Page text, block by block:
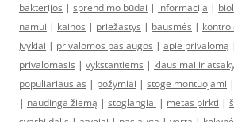
bakterijos | sprendimo būdai | informacija |
namui | kainos | priežastys | bausmės |
įvykiai | privalomos paslaugos | apie privalomą
privalomasis | vykstantiems | klausimai ir
populiariausias | požymiai | stoge montuojami |
| naudinga žiemą | stoglangiai | metas pirkti |